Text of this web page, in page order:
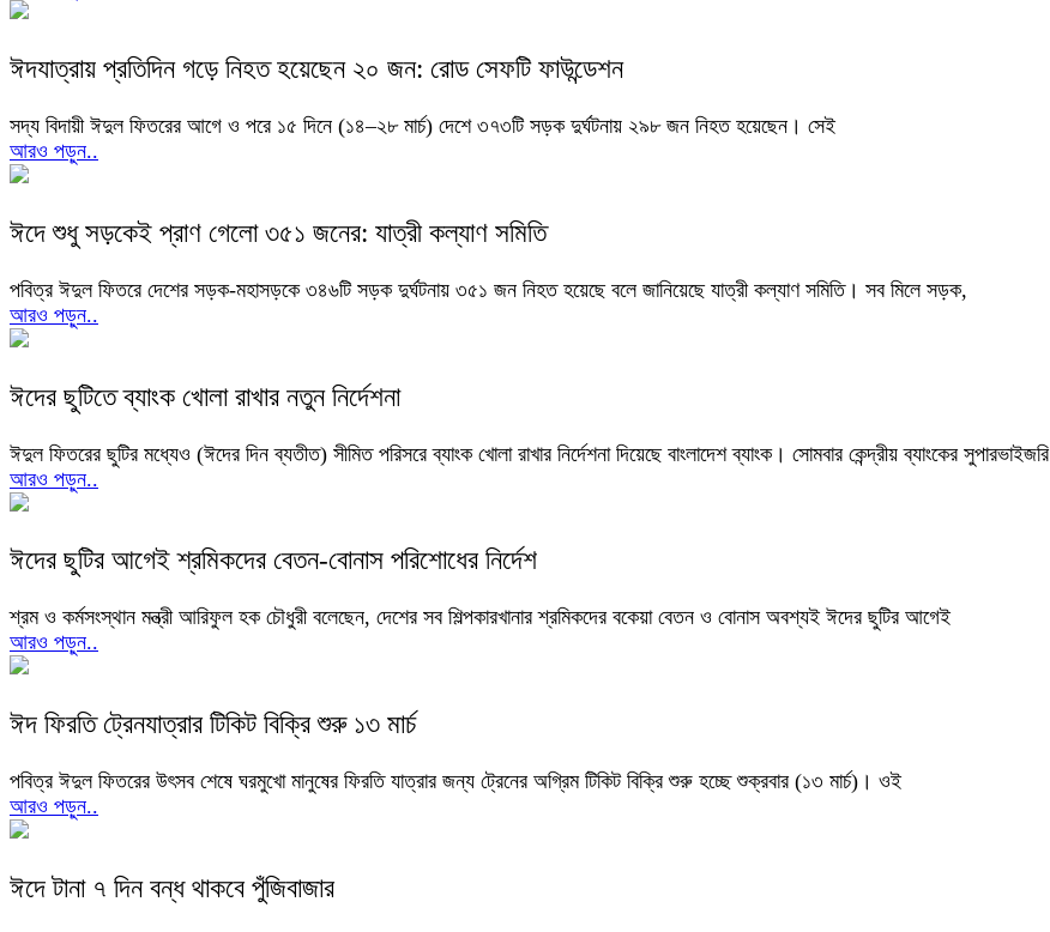
ঈদযাত্রায় প্রতিদিন গড়ে নিহত হয়েছেন ২০ জন: রোড সেফটি ফাউন্ডেশন
সদ্য বিদায়ী ঈদুল ফিতরের আগে ও পরে ১৫ দিনে (১৪–২৮ মার্চ) দেশে ৩৭৩টি সড়ক দুর্ঘটনায় ২৯৮ জন নিহত হয়েছেন। সেই
আরও পড়ুন..
ঈদে শুধু সড়কেই প্রাণ গেলো ৩৫১ জনের: যাত্রী কল্যাণ সমিতি
পবিত্র ঈদুল ফিতরে দেশের সড়ক-মহাসড়কে ৩৪৬টি সড়ক দুর্ঘটনায় ৩৫১ জন নিহত হয়েছে বলে জানিয়েছে যাত্রী কল্যাণ সমিতি। সব মিলে সড়ক,
আরও পড়ুন..
ঈদের ছুটিতে ব্যাংক খোলা রাখার নতুন নির্দেশনা
ঈদুল ফিতরের ছুটির মধ্যেও (ঈদের দিন ব্যতীত) সীমিত পরিসরে ব্যাংক খোলা রাখার নির্দেশনা দিয়েছে বাংলাদেশ ব্যাংক। সোমবার কেন্দ্রীয় ব্যাংকের সুপারভাইজরি
আরও পড়ুন..
ঈদের ছুটির আগেই শ্রমিকদের বেতন-বোনাস পরিশোধের নির্দেশ
শ্রম ও কর্মসংস্থান মন্ত্রী আরিফুল হক চৌধুরী বলেছেন, দেশের সব শিল্পকারখানার শ্রমিকদের বকেয়া বেতন ও বোনাস অবশ্যই ঈদের ছুটির আগেই
আরও পড়ুন..
ঈদ ফিরতি ট্রেনযাত্রার টিকিট বিক্রি শুরু ১৩ মার্চ
পবিত্র ঈদুল ফিতরের উৎসব শেষে ঘরমুখো মানুষের ফিরতি যাত্রার জন্য ট্রেনের অগ্রিম টিকিট বিক্রি শুরু হচ্ছে শুক্রবার (১৩ মার্চ)। ওই
আরও পড়ুন..
ঈদে টানা ৭ দিন বন্ধ থাকবে পুঁজিবাজার